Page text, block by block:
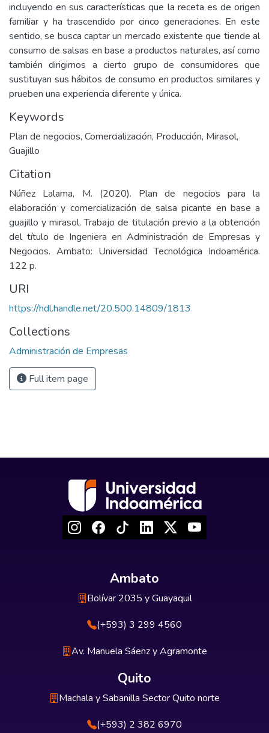
incluyendo en sus características que la receta es de origen
familiar y ha trascendido por cinco generaciones. En este
sentido, se busca captar un mercado existente que tiende al
consumo de salsas en base a productos naturales, así como
también dirigirnos a cierto grupo de consumidores que
sustituyan sus hábitos de consumo en productos similares y
prueben una experiencia diferente y única.
Keywords
Plan de negocios, Comercialización, Producción, Mirasol,
Guajillo
Citation
Núñez Lalama, M. (2020). Plan de negocios para la
elaboración y comercialización de salsa picante en base a
guajillo y mirasol. Trabajo de titulación previo a la obtención
del título de Ingeniera en Administración de Empresas y
Negocios. Ambato: Universidad Tecnológica Indoamérica.
122 p.
URI
https://hdl.handle.net/20.500.14809/1813
Collections
Administración de Empresas
Full item page
Ambato
Bolívar 2035 y Guayaquil
(+593) 3 299 4560
Av. Manuela Sáenz y Agramonte
Quito
Machala y Sabanilla Sector Quito norte
(+593) 2 382 6970